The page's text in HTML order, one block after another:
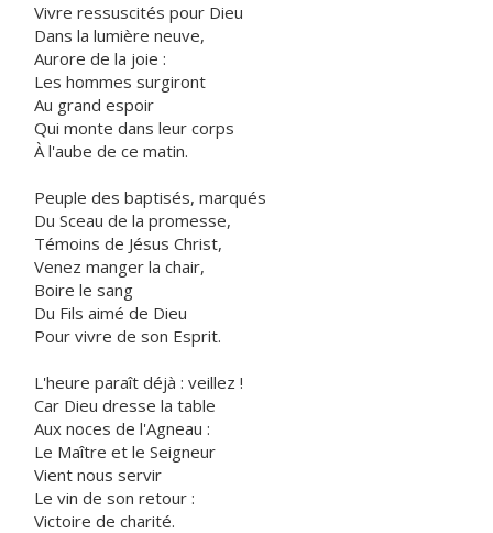
Vivre ressuscités pour Dieu
Dans la lumière neuve,
Aurore de la joie :
Les hommes surgiront
Au grand espoir
Qui monte dans leur corps
À l'aube de ce matin.
Peuple des baptisés, marqués
Du Sceau de la promesse,
Témoins de Jésus Christ,
Venez manger la chair,
Boire le sang
Du Fils aimé de Dieu
Pour vivre de son Esprit.
L'heure paraît déjà : veillez !
Car Dieu dresse la table
Aux noces de l'Agneau :
Le Maître et le Seigneur
Vient nous servir
Le vin de son retour :
Victoire de charité.